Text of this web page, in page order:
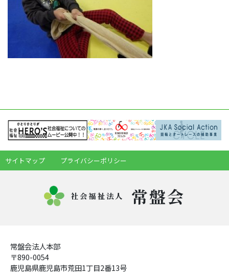
サイトマップ プライバシーポリシー
社会福祉法人 常盤会
常盤会法人本部
〒890-0054
鹿児島県鹿児島市荒田1丁目2番13号